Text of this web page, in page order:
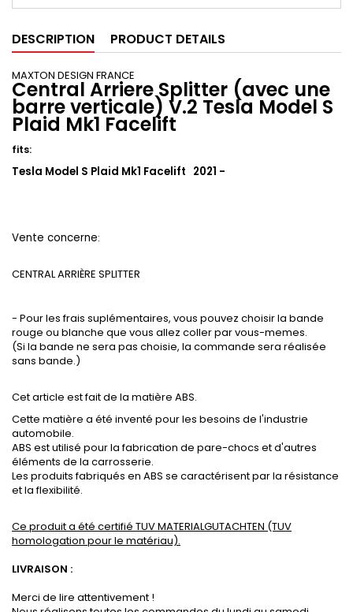
DESCRIPTION PRODUCT DETAILS
MAXTON DESIGN FRANCE
Central Arriere Splitter (avec une
barre verticale) V.2 Tesla Model S
Plaid Mk1 Facelift
fits:
Tesla Model S Plaid Mk1 Facelift 2021 -
Vente concerne:
CENTRAL ARRIÈRE SPLITTER
- Pour les frais suplémentaires, vous pouvez choisir la bande
rouge ou blanche que vous allez coller par vous-memes.
(Si la bande ne sera pas choisie, la commande sera réalisée
sans bande.)
Cet article est fait de la matière ABS.
Cette matière a été inventé pour les besoins de l'industrie
automobile.
ABS est utilisé pour la fabrication de pare-chocs et d'autres
éléments de la carrosserie.
Les produits fabriqués en ABS se caractérisent par la résistance
et la flexibilité.
Ce produit a été certifié TUV MATERIALGUTACHTEN (TUV
homologation pour le matériau).
LIVRAISON :
Merci de lire attentivement !